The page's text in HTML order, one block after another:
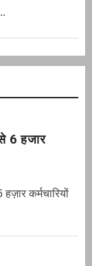
6 हजार
कर्मचारियों